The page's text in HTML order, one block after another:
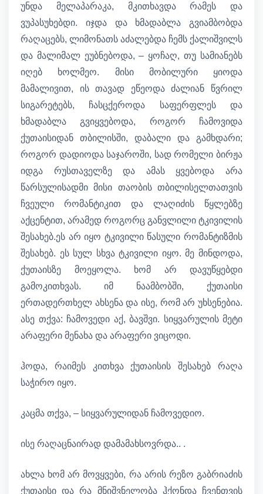
უნდა მელაპარაკა, მკითხავდა რამეს და
ვუპასუხებდი. იჯდა და ხმადაბლა გვიამბობდა
რაღაცებს, ლიმონათს აძალებდა ჩემს ქალიშვილს
და მალიმალ ეუბნებოდა, – ყოჩაღ, თუ სამიანებს
იღებ ხოლმეო. მისი მობილური ყიოდა
მამალივით, ის თავად ეწეოდა ძალიან წვრილ
სიგარეტებს, ჩასცქეროდა საფერფლეს და
ხმადაბლა გვიყვებოდა, როგორ ჩამოვიდა
ქუთაისიდან თბილისში, დაბალი და გამხდარი;
როგორ დადიოდა საჯაროში, სად რომელი ბირჟა
იდგა რუსთაველზე და ამას ყვებოდა არა
წარსულისადმი მისი თაობის თბილისელთათვის
ჩვეული რომანტიკით და ლაღიძის წყლებზე
აქცენტით, არამედ როგორც განვლილი ტკივილის
შესახებ.ეს არ იყო ტკივილი წასული რომანტიზმის
შესახებ. ეს სულ სხვა ტკივილი იყო. მე მინდოდა,
ქუთაისზე მოეყოლა. ხომ არ დავუწყებდი
გამოკითხვას. იმ ნაამბობში, ქუთაისი
ერთადერთხელ ახსენა და ისე, რომ არ უხსენებია.
ასე თქვა: ჩამოვედი აქ, ბავშვი. სიყვარულის მეტი
არაფერი მენახა და არაფერი ვიცოდი.
ჰოდა, რაიმეს კითხვა ქუთაისის შესახებ რაღა
საჭირო იყო.
კაცმა თქვა, – სიყვარულიდან ჩამოვედიო.
ისე რაღაცნაირად დამამახსოვრდა.. .
ახლა ხომ არ მოვყვები, რა არის რეზო გაბრიაძის
ქუთაისი და რა მნიშვნელობა ჰქონდა ჩვენთვის